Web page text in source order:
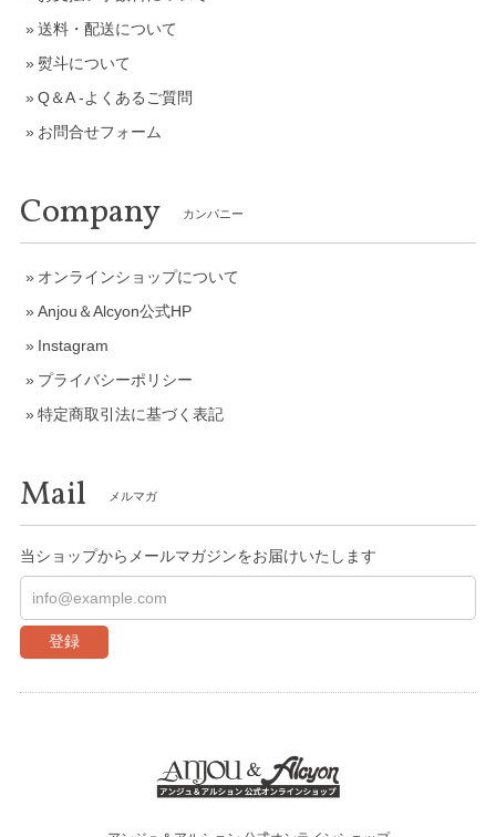
送料・配送について
熨斗について
Q＆A -よくあるご質問
お問合せフォーム
Company カンパニー
オンラインショップについて
Anjou＆Alcyon公式HP
Instagram
プライバシーポリシー
特定商取引法に基づく表記
Mail メルマガ
当ショップからメールマガジンをお届けいたします
登録